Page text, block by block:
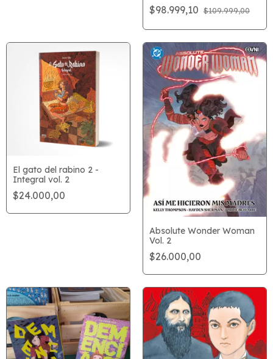
$98.999,10 $109.999,00
El gato del rabino 2 -
Integral vol. 2
$24.000,00
Absolute Wonder Woman
Vol. 2
$26.000,00